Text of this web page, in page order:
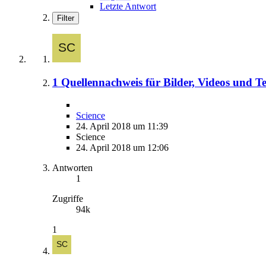
Letzte Antwort
Filter
1 Quellennachweis für Bilder, Videos und
Science
24. April 2018 um 11:39
Science
24. April 2018 um 12:06
Antworten
1
Zugriffe
94k
1